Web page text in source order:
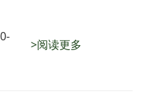
>阅读更多